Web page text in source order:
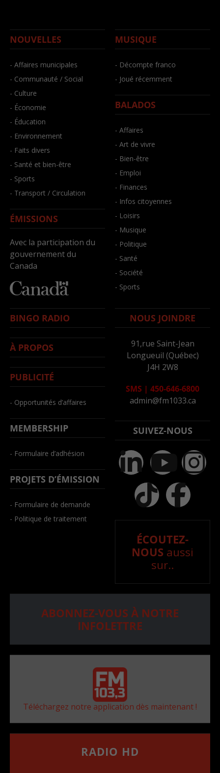
NOUVELLES
- Affaires municipales
- Communauté / Social
- Culture
- Économie
- Éducation
- Environnement
- Faits divers
- Santé et bien-être
- Sports
- Transport / Circulation
ÉMISSIONS
Avec la participation du
gouvernement du
Canada
MUSIQUE
- Décompte franco
- Joué récemment
BALADOS
- Affaires
- Art de vivre
- Bien-être
- Emploi
- Finances
- Infos citoyennes
- Loisirs
- Musique
- Politique
- Santé
- Société
- Sports
BINGO RADIO
À PROPOS
PUBLICITÉ
- Opportunités d’affaires
MEMBERSHIP
- Formulaire d’adhésion
PROJETS D’ÉMISSION
- Formulaire de demande
- Politique de traitement
NOUS JOINDRE
91,rue Saint-Jean
Longueuil (Québec)
J4H 2W8
SMS | 450-646-6800
admin@fm1033.ca
SUIVEZ-NOUS
ÉCOUTEZ-
NOUS aussi
sur..
ABONNEZ-VOUS À NOTRE
INFOLETTRE
Téléchargez notre application dès maintenant !
RADIO HD